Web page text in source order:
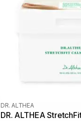
DR. ALTHEA
DR. ALTHEA